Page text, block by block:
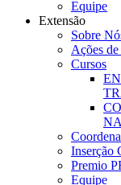
Equipe
Extensão
Sobre
Ações
Cursos
Inserção
Premio
Equipe